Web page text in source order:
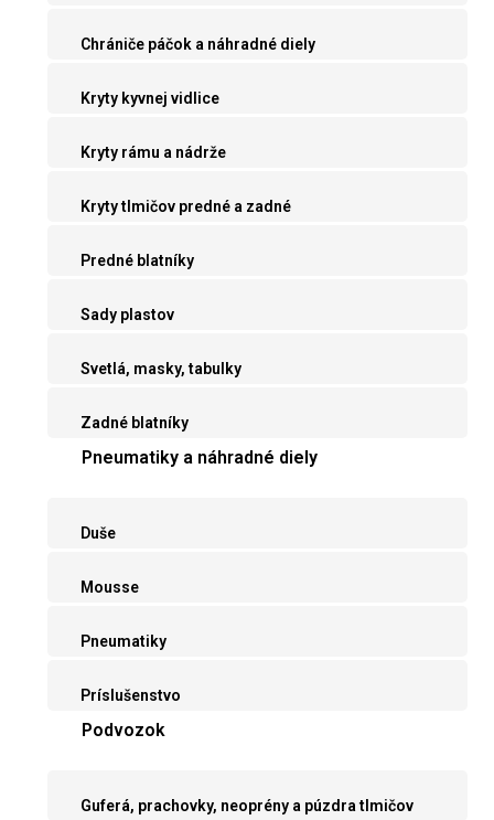
Chrániče páčok a náhradné diely
Kryty kyvnej vidlice
Kryty rámu a nádrže
Kryty tlmičov predné a zadné
Predné blatníky
Sady plastov
Svetlá, masky, tabulky
Zadné blatníky
Pneumatiky a náhradné diely
Duše
Mousse
Pneumatiky
Príslušenstvo
Podvozok
Guferá, prachovky, neoprény a púzdra tlmičov